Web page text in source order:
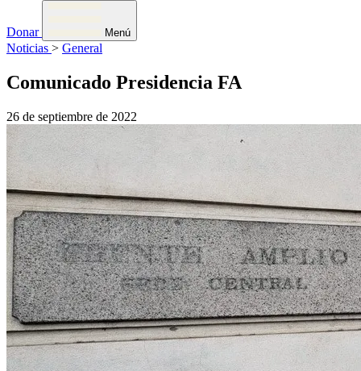
Donar Menú
Noticias > General
Comunicado Presidencia FA
26 de septiembre de 2022